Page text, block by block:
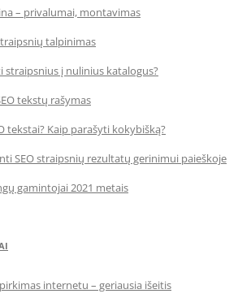
– privalumai, montavimas
talpinimas
straipsnius į nulinius katalogus?
tekstų rašymas
tekstai? Kaip parašyti kokybišką?
SEO straipsnių rezultatų gerinimui paieškoje
gamintojai 2021 metais
internetu – geriausia išeitis